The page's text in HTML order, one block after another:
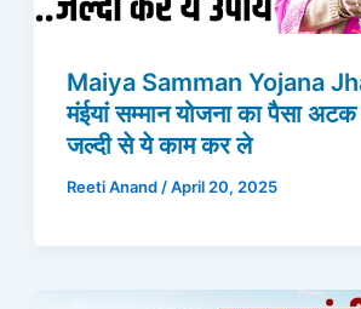
Maiya Samman Yojana
मंईयां सम्मान योजना का पैसा
जल्दी से ये काम कर ले
Reeti Anand /April 20, 2025